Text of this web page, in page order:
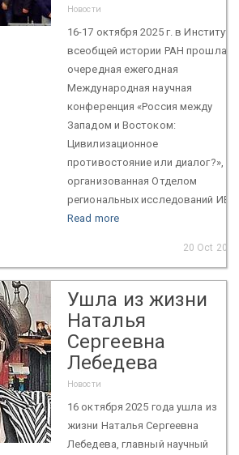
Новости
16-17 октября 2025 г. в Институте
всеобщей истории РАН прошла
очередная ежегодная
Международная научная
конференция «Россия между
Западом и Востоком:
Цивилизационное
противостояние или диалог?»,
организованная Отделом
региональных исследований ИВ...
Read more
20 Oct 2025
Ушла из жизни
Наталья
Сергеевна
Лебедева
Новости
16 октября 2025 года ушла из
жизни Наталья Сергеевна
Лебедева, главный научный